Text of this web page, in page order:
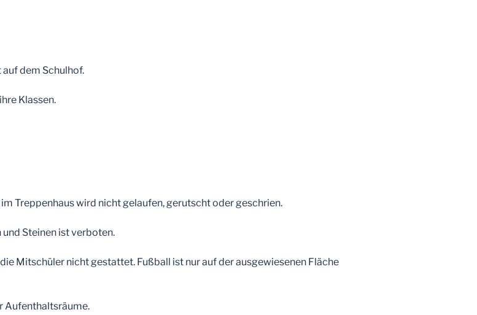
dem Schulhof.
Klassen.
Treppenhaus wird nicht gelaufen, gerutscht oder geschrien.
Steinen ist verboten.
Mitschüler nicht gestattet. Fußball ist nur auf der ausgewiesenen Fläche
Aufenthaltsräume.